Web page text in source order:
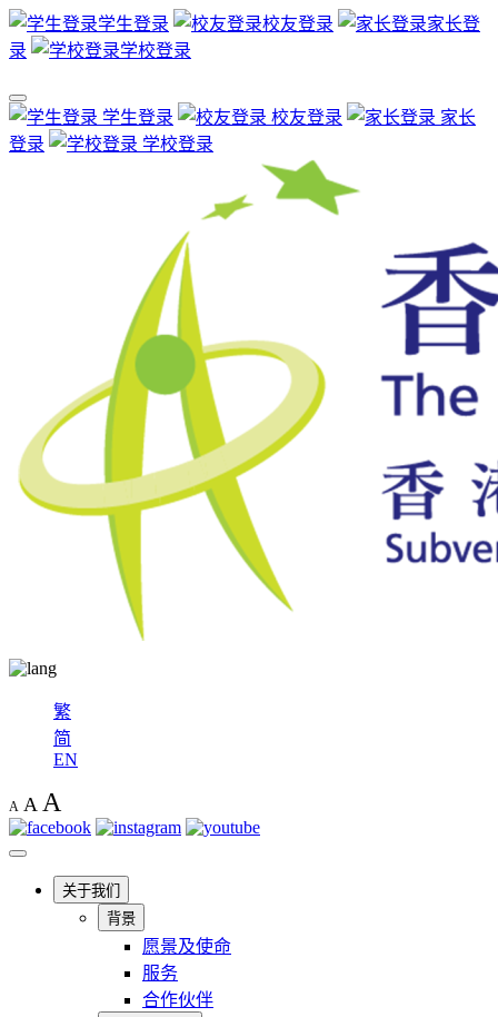
学生登录 校友登录
家长登
录
学校登录
学生登录 校友登录
家长
登录
学校登录
繁
简
EN
A A A
关于我们
背景
愿景及使命
服务
合作伙伴